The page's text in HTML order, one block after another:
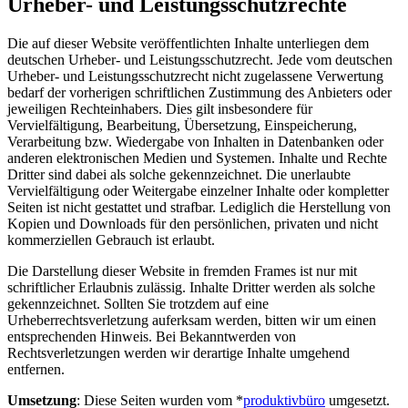
Die auf dieser Website veröffentlichten Inhalte unterliegen dem
deutschen Urheber- und Leistungsschutzrecht. Jede vom deutschen
Urheber- und Leistungsschutzrecht nicht zugelassene Verwertung
bedarf der vorherigen schriftlichen Zustimmung des Anbieters oder
jeweiligen Rechteinhabers. Dies gilt insbesondere für
Vervielfältigung, Bearbeitung, Übersetzung, Einspeicherung,
Verarbeitung bzw. Wiedergabe von Inhalten in Datenbanken oder
anderen elektronischen Medien und Systemen. Inhalte und Rechte
Dritter sind dabei als solche gekennzeichnet. Die unerlaubte
Vervielfältigung oder Weitergabe einzelner Inhalte oder kompletter
Seiten ist nicht gestattet und strafbar. Lediglich die Herstellung von
Kopien und Downloads für den persönlichen, privaten und nicht
kommerziellen Gebrauch ist erlaubt.
Die Darstellung dieser Website in fremden Frames ist nur mit
schriftlicher Erlaubnis zulässig. Inhalte Dritter werden als solche
gekennzeichnet. Sollten Sie trotzdem auf eine
Urheberrechtsverletzung auferksam werden, bitten wir um einen
entsprechenden Hinweis. Bei Bekanntwerden von
Rechtsverletzungen werden wir derartige Inhalte umgehend
entfernen.
Umsetzung: Diese Seiten wurden vom *produktivbüro umgesetzt.